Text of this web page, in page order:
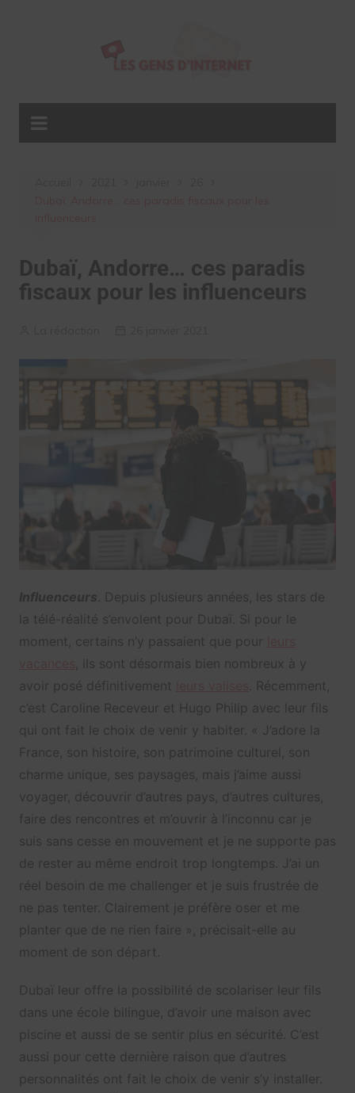
Dubaï, Andorre… ces paradis
fiscaux pour les influenceurs
Influenceurs . Depuis plusieurs années, les stars de
la télé-réalité s’envolent pour Dubaï. Si pour le
moment, certains n’y passaient que pour
, ils sont désormais bien nombreux à y
avoir posé définitivement
. Récemment,
c’est Caroline Receveur et Hugo Philip avec leur fils
qui ont fait le choix de venir y habiter. « J’adore la
France, son histoire, son patrimoine culturel, son
charme unique, ses paysages, mais j’aime aussi
voyager, découvrir d’autres pays, d’autres cultures,
faire des rencontres et m’ouvrir à l’inconnu car je
suis sans cesse en mouvement et je ne supporte pas
de rester au même endroit trop longtemps. J’ai un
réel besoin de me challenger et je suis frustrée de
ne pas tenter. Clairement je préfère oser et me
planter que de ne rien faire », précisait-elle au
moment de son départ.
Dubaï leur offre la possibilité de scolariser leur fils
dans une école bilingue, d’avoir une maison avec
piscine et aussi de se sentir plus en sécurité. C’est
aussi pour cette dernière raison que d’autres
personnalités ont fait le choix de venir s’y installer.